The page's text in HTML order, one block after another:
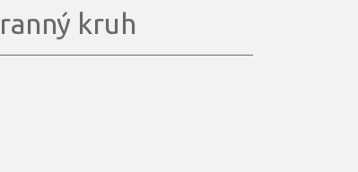
kruh